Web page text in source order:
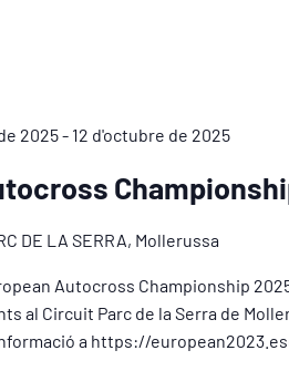
2025- 12 d'octubre de 2025
DE LA SERRA, Mollerussa
Autocross Championship
al Circuit Parc de la Serra de
a https://